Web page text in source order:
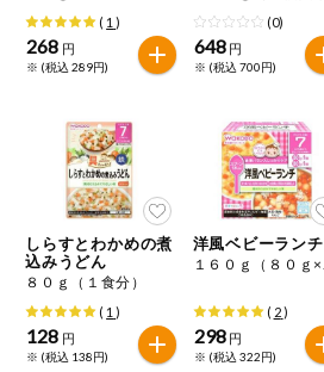
け
オーガニック
ベビー・キッ
ズ関連
サプリメン
ト・栄養補助
食品
アレルゲン対
応
エシカル
( 1 )
268 円
※ (税込 289円)
(0)
648 円
※ (税込 700円)
しらすとわかめの煮
込みうどん
８０ｇ（１食分）
( 1 )
128 円
※ (税込 138円)
洋風ベビーランチ
( 2)
298 円
※ (税込 322円)